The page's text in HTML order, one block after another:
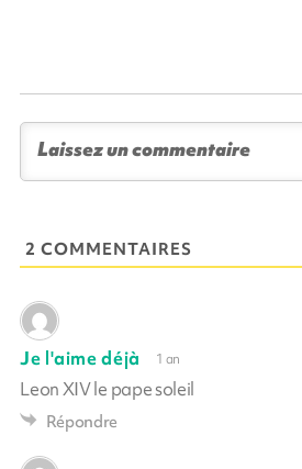
2 COMMENTAIRES
Je l'aime déjà 1 an
Leon XIV le pape soleil
Répondre